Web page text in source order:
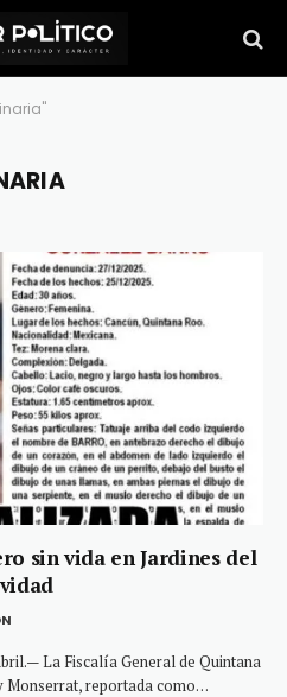
sin vida en Jardines del
La Fiscalía General de Quintana
Monserrat, reportada como…